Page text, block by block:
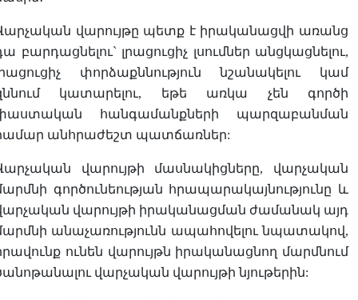
վարույթը պետք է իրականացվի առանց
բարդացնելու` լրացուցիչ լսումներ անցկացնելու,
փորձաքննություն նշանակելու կամ
կատարելու, եթե առկա չեն գործի
հանգամանքների պարզաբանման
անհրաժեշտ պատճառներ:
վարույթի մասնակիցները, վարչական
գործունեության հրապարակայնությունը և
վարույթի իրականացման ժամանակ այդ
անաչառությունն ապահովելու նպատակով,
ունեն վարույթն իրականացնող մարմնում
վարչական վարույթի նյութերին: